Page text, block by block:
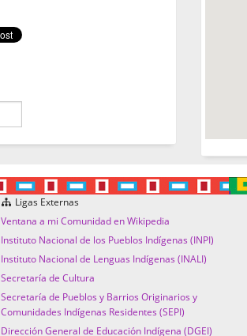
Ligas Externas
Ventana a mi Comunidad en Wikipedia
Instituto Nacional de los Pueblos Indígenas (INPI)
Instituto Nacional de Lenguas Indígenas (INALI)
Secretaría de Cultura
Secretaría de Pueblos y Barrios Originarios y
Comunidades Indígenas Residentes (SEPI)
Dirección General de Educación Indígena (DGEI)